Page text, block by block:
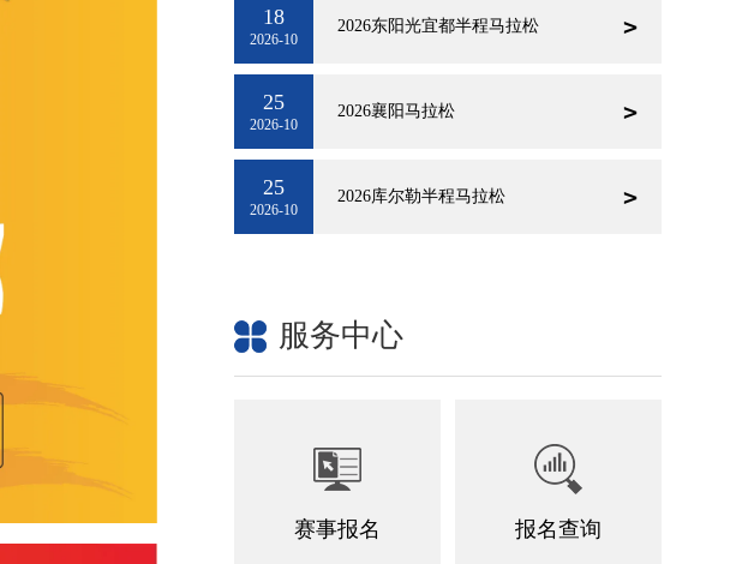
18
2026-10
2026东阳光宜都半程马拉松
25
2026-10
2026襄阳马拉松
25
2026-10
2026库尔勒半程马拉松
服务中心
赛事报名 报名查询